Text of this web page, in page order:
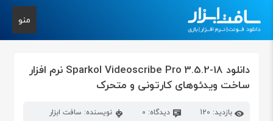
منو
دانلود Sparkol Videoscribe Pro 3.5.2-18 نرم افزار
ساخت ویدئوهای کارتونی و متحرک
بازدید: 120 دیدگاه: 0
نویسنده: سافت ابزار